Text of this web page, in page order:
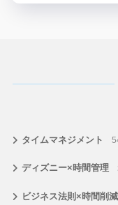
タイムマネジメント
ディズニー×時間管理
ビジネス法則×時間削減